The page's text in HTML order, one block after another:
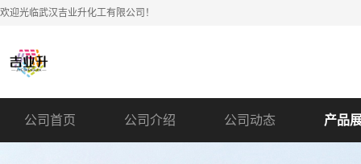
欢迎光临武汉吉业升化工有限公司！
公司首页 公司介绍 公司动态 产品